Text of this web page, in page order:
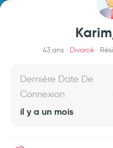
43 ans Divorcé
Dernière Date De
Connexion
il y a un mois